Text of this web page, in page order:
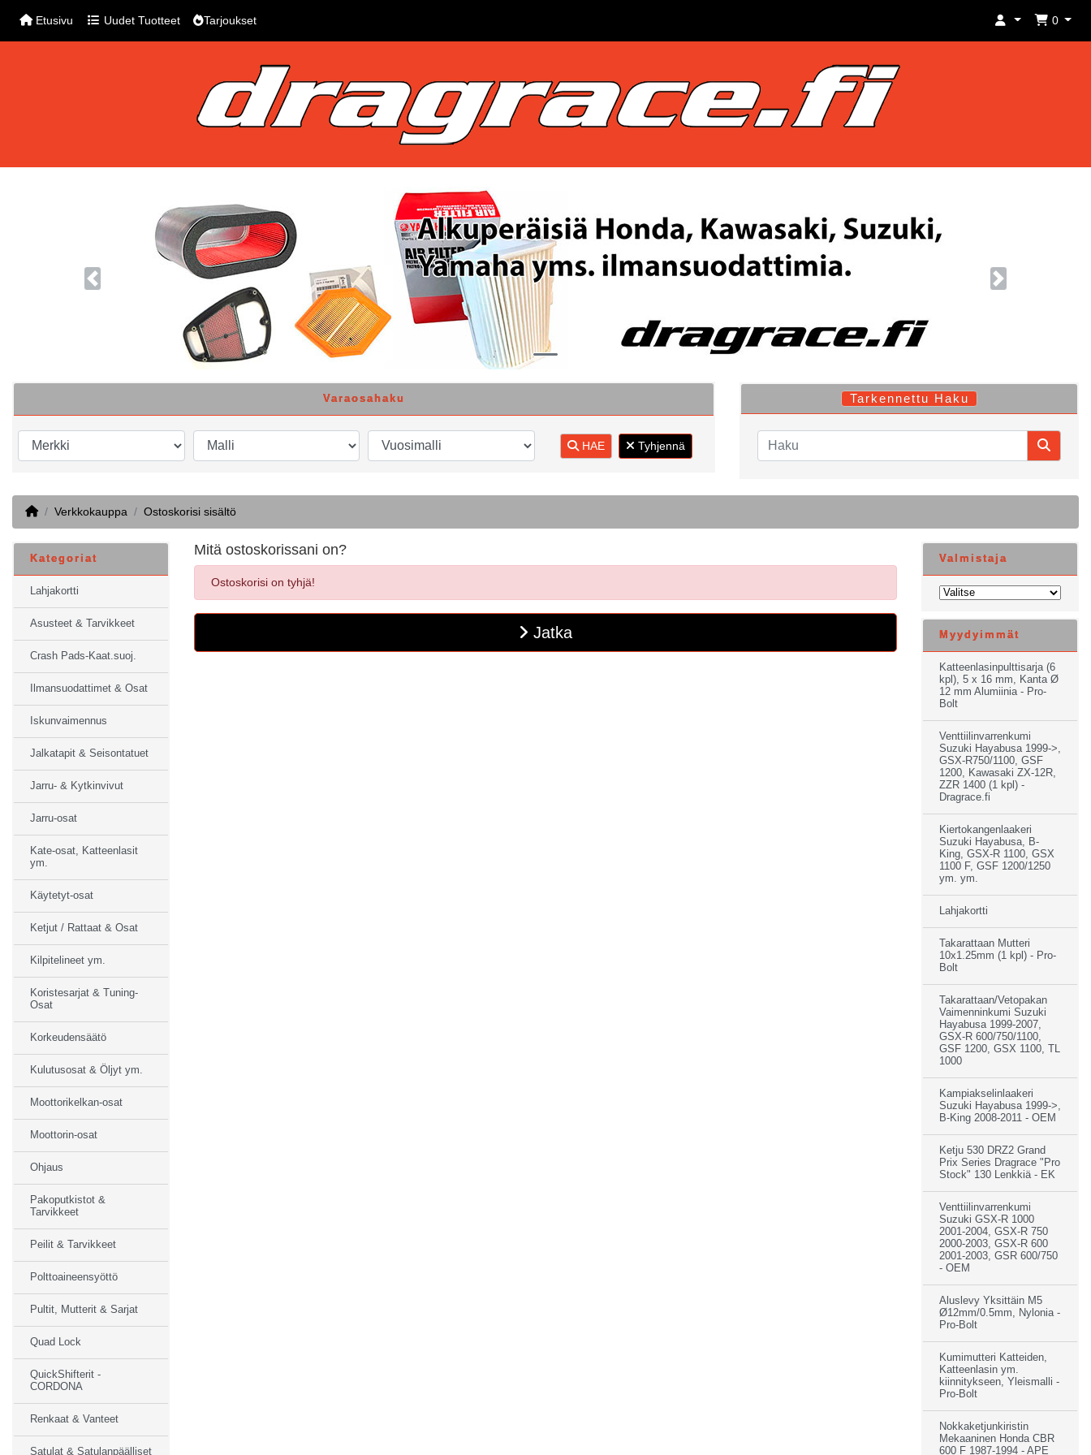
Etusivu Uudet Tuotteet Tarjoukset 0
Previous Next
Varaosahaku
HAE Tyhjennä
Tarkennettu Haku
HomeVerkkokauppa Ostoskorisi sisältö
Mitä ostoskorissani on?
Ostoskorisi on tyhjä!
Jatka
Kategoriat
Lahjakortti
Asusteet & Tarvikkeet
Crash Pads-Kaat.suoj.
Ilmansuodattimet & Osat
Iskunvaimennus
Jalkatapit & Seisontatuet
Jarru- & Kytkinvivut
Jarru-osat
Kate-osat, Katteenlasit
ym.
Käytetyt-osat
Ketjut / Rattaat & Osat
Kilpitelineet ym.
Koristesarjat & Tuning-
Osat
Korkeudensäätö
Kulutusosat & Öljyt ym.
Moottorikelkan-osat
Moottorin-osat
Ohjaus
Pakoputkistot &
Tarvikkeet
Peilit & Tarvikkeet
Polttoaineensyöttö
Pultit, Mutterit & Sarjat
Quad Lock
QuickShifterit -
CORDONA
Renkaat & Vanteet
Satulat & Satulanpäälliset
Valmistaja
Myydyimmät
Katteenlasinpulttisarja (6
kpl), 5 x 16 mm, Kanta Ø
12 mm Alumiinia - Pro-
Bolt
Venttiilinvarrenkumi
Suzuki Hayabusa 1999->,
GSX-R750/1100, GSF
1200, Kawasaki ZX-12R,
ZZR 1400 (1 kpl) -
Dragrace.fi
Kiertokangenlaakeri
Suzuki Hayabusa, B-
King, GSX-R 1100, GSX
1100 F, GSF 1200/1250
ym. ym.
Lahjakortti
Takarattaan Mutteri
10x1.25mm (1 kpl) - Pro-
Bolt
Takarattaan/Vetopakan
Vaimenninkumi Suzuki
Hayabusa 1999-2007,
GSX-R 600/750/1100,
GSF 1200, GSX 1100, TL
1000
Kampiakselinlaakeri
Suzuki Hayabusa 1999->,
B-King 2008-2011 - OEM
Ketju 530 DRZ2 Grand
Prix Series Dragrace "Pro
Stock" 130 Lenkkiä - EK
Venttiilinvarrenkumi
Suzuki GSX-R 1000
2001-2004, GSX-R 750
2000-2003, GSX-R 600
2001-2003, GSR 600/750
- OEM
Aluslevy Yksittäin M5
Ø12mm/0.5mm, Nylonia -
Pro-Bolt
Kumimutteri Katteiden,
Katteenlasin ym.
kiinnitykseen, Yleismalli -
Pro-Bolt
Nokkaketjunkiristin
Mekaaninen Honda CBR
600 F 1987-1994 - APE